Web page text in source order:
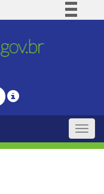
Comunica BR
Legislação
Toggle